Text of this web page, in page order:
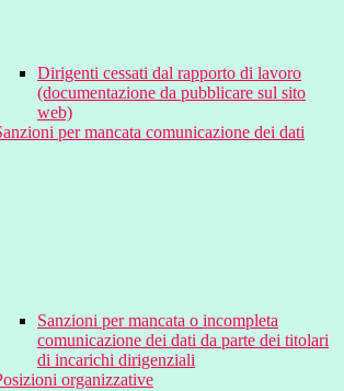
Dirigenti cessati dal rapporto di lavoro
(documentazione da pubblicare sul sito
web)
per mancata comunicazione dei dati
Sanzioni per mancata o incompleta
comunicazione dei dati da parte dei titolari
di incarichi dirigenziali
organizzative